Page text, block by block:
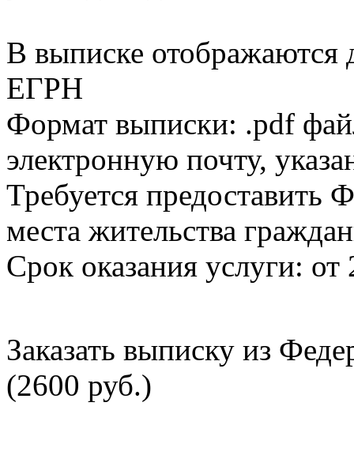
В выписке
ЕГРН
Формат выписки: .pdf
электронную почту,
Требуется
места жительства
Срок оказания услуги: от
Заказать выписку из
(2600 руб.)